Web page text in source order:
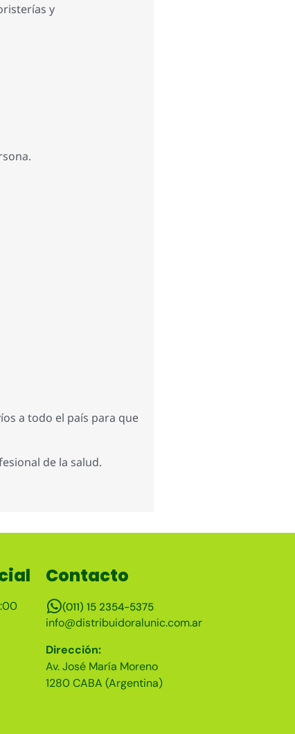
y
a todo el país para que
de la salud.
Contacto
(011) 15 2354-5375
info@distribuidoralunic.com.ar
Dirección:
Av. José María Moreno
1280 CABA (Argentina)